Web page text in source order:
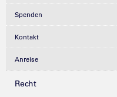
Spenden
Kontakt
Anreise
Recht